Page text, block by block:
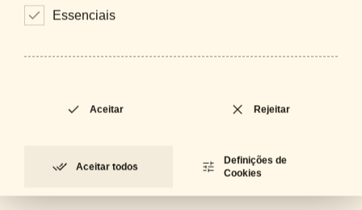
Downloads
LOCKED Ficha Técnica
Coleção
Essenciais
Aceitar Rejeitar
Aceitar todos
Definições de
Cookies